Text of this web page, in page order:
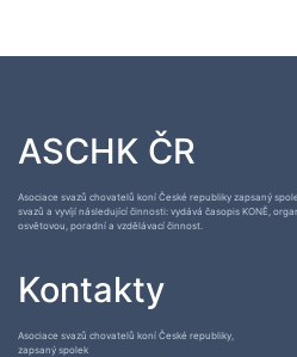
ASCHK ČR
Asociace svazů chovatelů koní České republiky zapsaný
svazů a vyvíjí následující činnosti: vydává časopis KONĚ,
osvětovou, poradní a vzdělávací činnost.
Kontakty
Asociace svazů chovatelů koní České republiky,
zapsaný spolek